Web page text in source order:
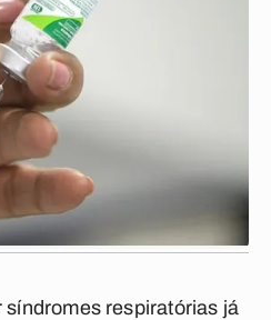
síndromes respiratórias já